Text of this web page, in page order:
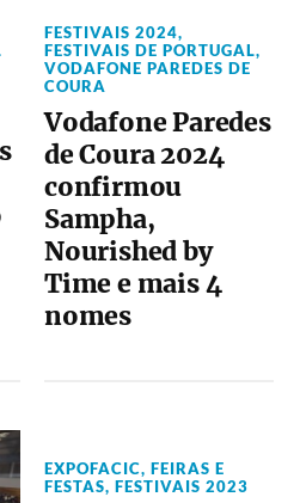
FESTIVAIS 2024,
FESTIVAIS DE PORTUGAL,
VODAFONE PAREDES DE
COURA
Vodafone Paredes
de Coura 2024
confirmou
Sampha,
Nourished by
Time e mais 4
nomes
EXPOFACIC,FEIRAS E
FESTAS,FESTIVAIS 2023